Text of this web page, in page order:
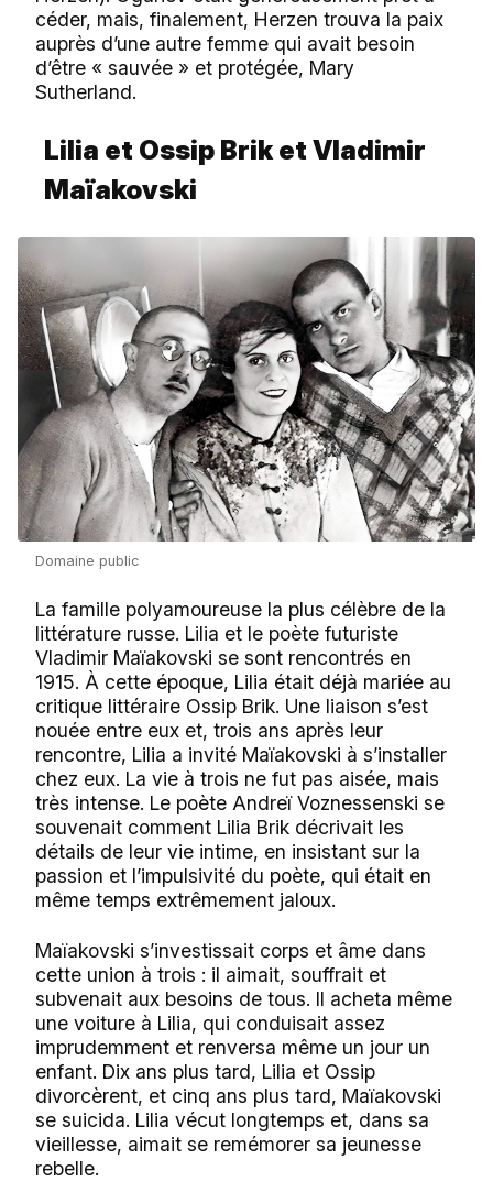
céder, mais, finalement, Herzen trouva la paix
auprès d’une autre femme qui avait besoin
d’être « sauvée » et protégée, Mary
Sutherland.
Lilia et Ossip Brik et Vladimir
Maïakovski
Domaine public
La famille polyamoureuse la plus célèbre de la
littérature russe. Lilia et le poète futuriste
Vladimir Maïakovski se sont rencontrés en
1915. À cette époque, Lilia était déjà mariée au
critique littéraire Ossip Brik. Une liaison s’est
nouée entre eux et, trois ans après leur
rencontre, Lilia a invité Maïakovski à s’installer
chez eux. La vie à trois ne fut pas aisée, mais
très intense. Le poète Andreï Voznessenski se
souvenait comment Lilia Brik décrivait les
détails de leur vie intime, en insistant sur la
passion et l’impulsivité du poète, qui était en
même temps extrêmement jaloux.
Maïakovski s’investissait corps et âme dans
cette union à trois : il aimait, souffrait et
subvenait aux besoins de tous. Il acheta même
une voiture à Lilia, qui conduisait assez
imprudemment et renversa même un jour un
enfant. Dix ans plus tard, Lilia et Ossip
divorcèrent, et cinq ans plus tard, Maïakovski
se suicida. Lilia vécut longtemps et, dans sa
vieillesse, aimait se remémorer sa jeunesse
rebelle.